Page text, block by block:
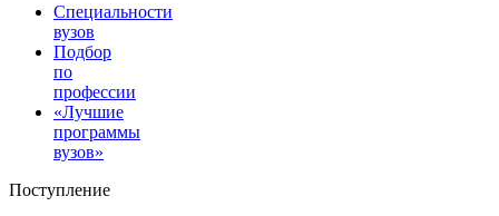
Специальности
вузов
Подбор
по
профессии
«Лучшие
программы
вузов»
Поступление